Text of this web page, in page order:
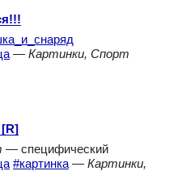
— Картинки, Спорт
— специфический
#картинка — Картинки,